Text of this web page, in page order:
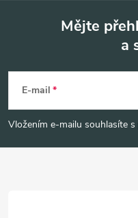
p
a
Mějte
a
E-mail
Vložením e-mailu souhlasíte s